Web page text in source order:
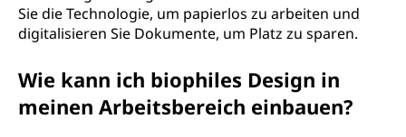
Sie die Technologie, um papierlos zu arbeiten und
digitalisieren Sie Dokumente, um Platz zu sparen.
Wie kann ich biophiles Design in
meinen Arbeitsbereich einbauen?